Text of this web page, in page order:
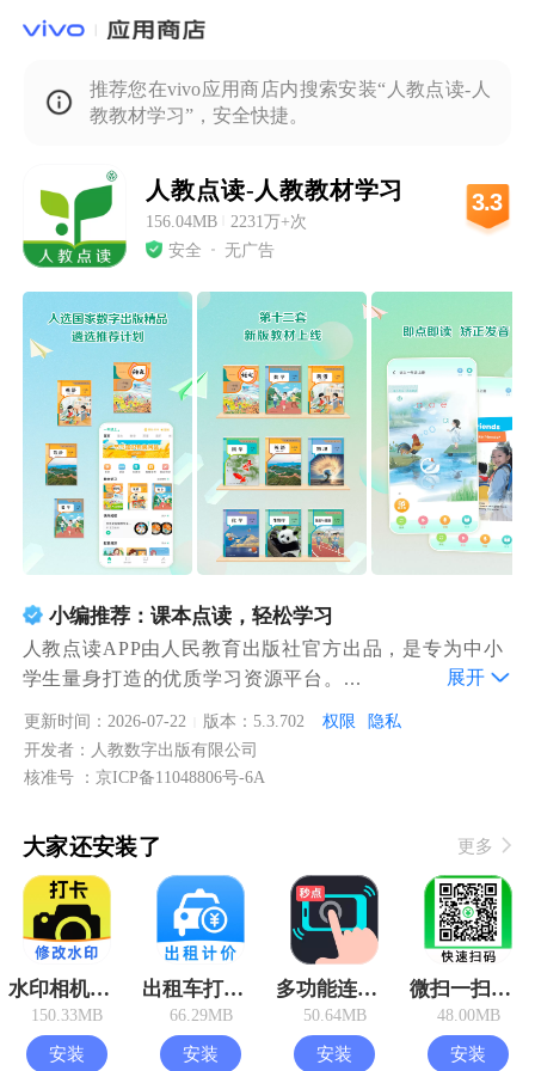
推荐您在vivo应用商店内搜索安装“人教点读-人
教教材学习”，安全快捷。
人教点读-人教教材学习
156.04MB
2231万+次
安全
无广告
3.3
小编推荐：课本点读，轻松学习
人教点读APP由人民教育出版社官方出品，是专为中小
学生量身打造的优质学习资源平台。...
展开
更新时间：2026-07-22 版本：5.3.702 权限
隐私
开发者：人教数字出版有限公司
核准号 ：京ICP备11048806号-6A
大家还安装了 更多
水印相机打卡版
150.33MB
安装
出租车打表助手
66.29MB
安装
多功能连点器
50.64MB
安装
微扫一扫查二维码
48.00MB
安装